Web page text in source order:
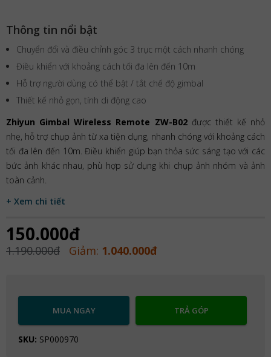
Thông tin nổi bật
Chuyển đổi và điều chỉnh góc 3 trục một cách nhanh chóng
Điều khiển với khoảng cách tối đa lên đến 10m
Hỗ trợ người dùng có thể bật / tắt chế độ gimbal
Thiết kế nhỏ gọn, tính di động cao
Zhiyun Gimbal Wireless Remote ZW-B02được thiết kế nhỏ
nhẹ, hỗ trợ chụp ảnh từ xa tiện dụng, nhanh chóng với khoảng cách
tối đa lên đến 10m. Điều khiển giúp bạn thỏa sức sáng tạo với các
bức ảnh khác nhau, phù hợp sử dụng khi chụp ảnh nhóm và ảnh
toàn cảnh.
+ Xem chi tiết
150.000đ
1.190.000đ Giảm: 1.040.000đ
MUA NGAY TRẢ GÓP
SKU: SP000970